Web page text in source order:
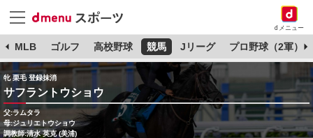
dメニュー
MLB ゴルフ 高校野球 競馬 Jリーグ プロ野球（2軍）
牝 栗毛 登録抹消
サフラントウショウ
父:ラムタラ
母:ジュリエトウショウ
調教師:清水 英克 (美浦)